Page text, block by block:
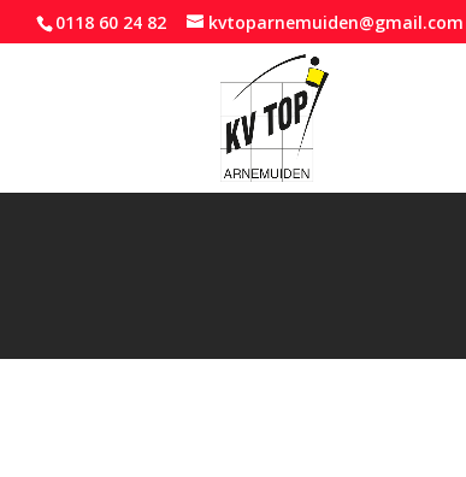
0118 60 24 82 kvtoparnemuiden@gmail.com